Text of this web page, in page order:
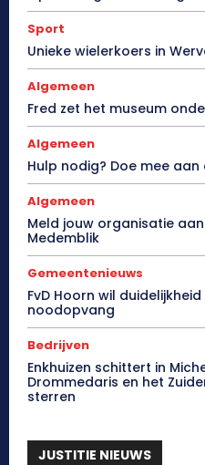
Sport
Unieke wielerkoers in
Algemeen
Fred zet het museum
Algemeen
Hulp nodig? Doe mee
Algemeen
Meld jouw organisatie
Medemblik
Gemeentenieuws
FvD Hoorn wil
noodopvang
Bedrijven
Enkhuizen schittert in
Drommedaris en het
sterren
JUSTITIE NIEUWS